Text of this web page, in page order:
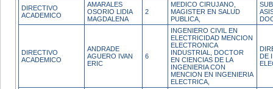
DIRECTIVO
ACADEMICO
AMARALES
OSORIO LIDIA
MAGDALENA
2
MEDICO CIRUJANO,
MAGISTER EN SALUD
PUBLICA,
DIRECTIVO
ACADEMICO
ANDRADE
AGUERO IVAN
ERIC
6
INGENIERO CIVIL EN
ELECTRICIDAD MENCION
ELECTRONICA
INDUSTRIAL, DOCTOR
EN CIENCIAS DE LA
INGENIERIA CON
MENCION EN INGENIERIA
ELECTRICA,
DE